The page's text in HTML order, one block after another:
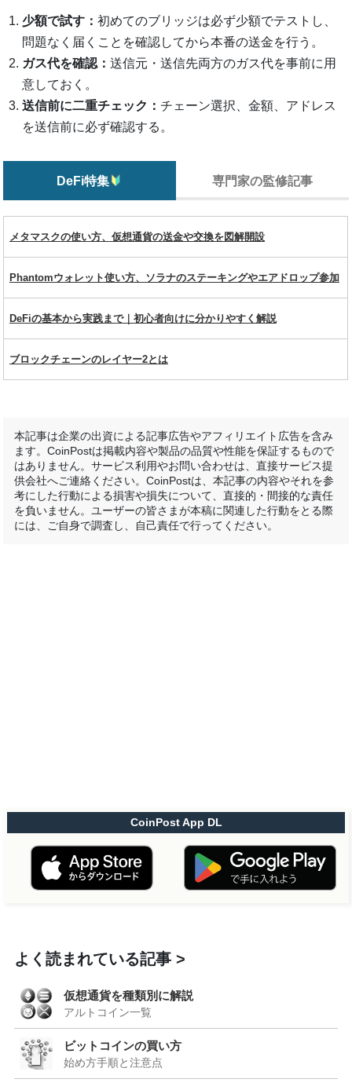
少額で試す：初めてのブリッジは必ず少額でテストし、
問題なく届くことを確認してから本番の送金を行う。
ガス代を確認：送信元・送信先両方のガス代を事前に用
意しておく。
送信前に二重チェック：チェーン選択、金額、アドレス
を送信前に必ず確認する。
DeFi特集 専門家の監修記事
メタマスクの使い方、仮想通貨の送金や交換を図解開設
Phantomウォレット使い方、ソラナのステーキングやエアドロップ参加
DeFiの基本から実践まで｜初心者向けに分かりやすく解説
ブロックチェーンのレイヤー2とは
本記事は企業の出資による記事広告やアフィリエイト広告を含み
ます。CoinPostは掲載内容や製品の品質や性能を保証するもので
はありません。サービス利用やお問い合わせは、直接サービス提
供会社へご連絡ください。CoinPostは、本記事の内容やそれを参
考にした行動による損害や損失について、直接的・間接的な責任
を負いません。ユーザーの皆さまが本稿に関連した行動をとる際
には、ご自身で調査し、自己責任で行ってください。
CoinPost App DL
よく読まれている記事
仮想通貨を種類別に解説
アルトコイン一覧
ビットコインの買い方
始め方手順と注意点